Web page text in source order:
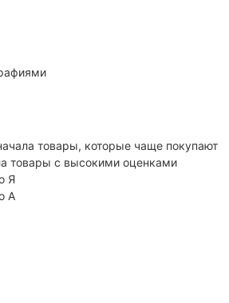
товары, которые чаще покупают
товары с высокими оценками
Я
А